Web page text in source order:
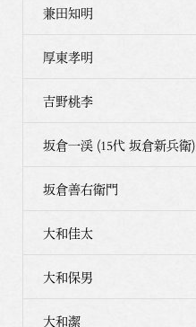
兼田知明
厚東孝明
吉野桃李
坂倉一渓 (15代 坂倉新兵衛)
坂倉善右衛門
大和佳太
大和保男
大和潔